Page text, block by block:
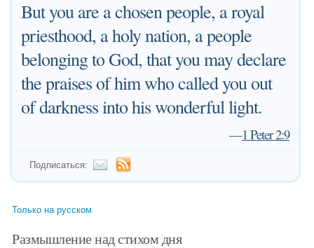
But you are a chosen people, a royal
priesthood, a holy nation, a people
belonging to God, that you may declare
the praises of him who called you out
of darkness into his wonderful light.
—1 Peter 2:9
Подписаться:
Только на русском
Размышление над стихом дня